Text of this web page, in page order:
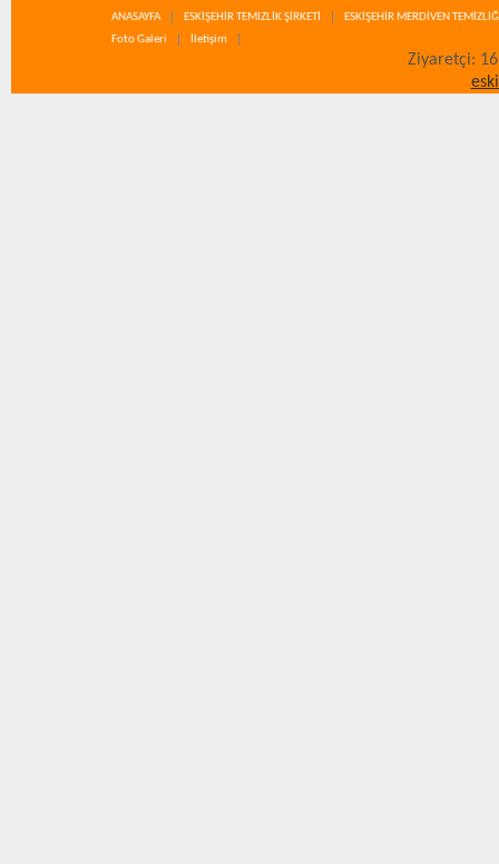
ANASAYFA ESKİŞEHİR TEMİZLİK ŞİRKETİ
ESKİŞEHİR MERDİVEN
Foto Galeri
İletişim
Ziyaretçi: